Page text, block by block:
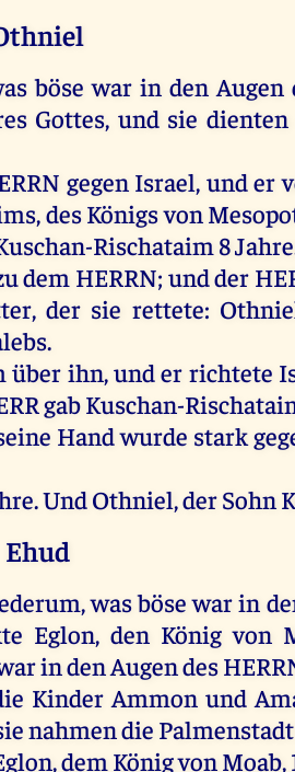
böse war in den Augen
Gottes, und sie dienten
gegen Israel, und er
desKönigsvon
Rischataim 8Jahre
dem HERRN; undder
,der sie rettete:
.
über ihn,und er richtete
gabKuschan-
Hand wurde stark
.Und Othniel,derSohn
Ehud
,wasböse warin
Eglon, den König von
inden Augendes
Kinder Ammon und
nahmendie Palmenstadt
,dem Königvon Moab,